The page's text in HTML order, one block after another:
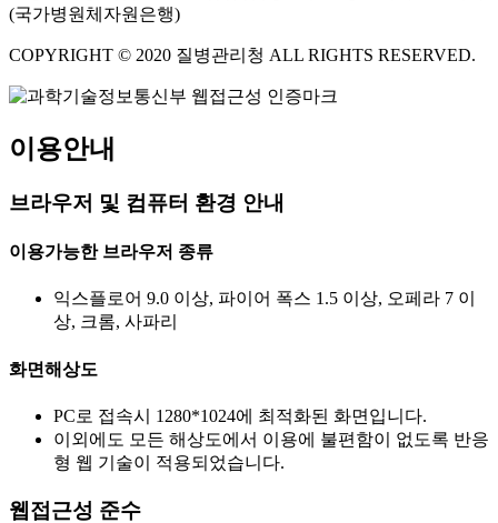
(국가병원체자원은행)
COPYRIGHT © 2020 질병관리청 ALL RIGHTS RESERVED.
이용안내
브라우저 및 컴퓨터 환경 안내
이용가능한 브라우저 종류
익스플로어 9.0 이상, 파이어 폭스 1.5 이상, 오페라 7 이
상, 크롬, 사파리
화면해상도
PC로 접속시 1280*1024에 최적화된 화면입니다.
이외에도 모든 해상도에서 이용에 불편함이 없도록 반응
형 웹 기술이 적용되었습니다.
웹접근성 준수